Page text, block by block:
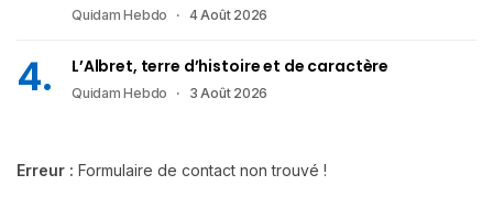
Quidam Hebdo 4 Août 2026
L’Albret, terre d’histoire et de caractère
Quidam Hebdo 3 Août 2026
Erreur : Formulaire de contact non trouvé !